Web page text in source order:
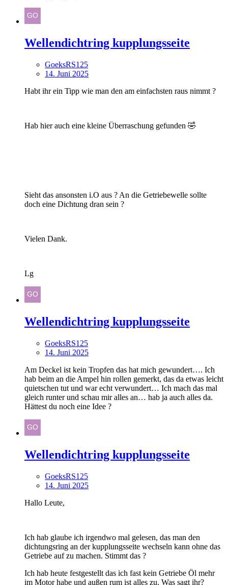
Wellendichtring kupplungsseite
GoeksRS125
14. Juni 2025
Habt ihr ein Tipp wie man den am einfachsten raus nimmt ?
Hab hier auch eine kleine Überraschung gefunden 🤣
Sieht das ansonsten i.O aus ? An die Getriebewelle sollte
doch eine Dichtung dran sein ?
Vielen Dank.
Lg
Wellendichtring kupplungsseite
GoeksRS125
14. Juni 2025
Am Deckel ist kein Tropfen das hat mich gewundert…. Ich
hab beim an die Ampel hin rollen gemerkt, das da etwas leicht
quietschen tut und war echt verwundert… Ich mach das mal
gleich runter und schau mir alles an… hab ja auch alles da.
Hättest du noch eine Idee ?
Wellendichtring kupplungsseite
GoeksRS125
14. Juni 2025
Hallo Leute,
Ich hab glaube ich irgendwo mal gelesen, das man den
dichtungsring an der kupplungsseite wechseln kann ohne das
Getriebe auf zu machen. Stimmt das ?
Ich hab heute festgestellt das ich fast kein Getriebe Öl mehr
im Motor habe und außen rum ist alles zu. Was sagt ihr?